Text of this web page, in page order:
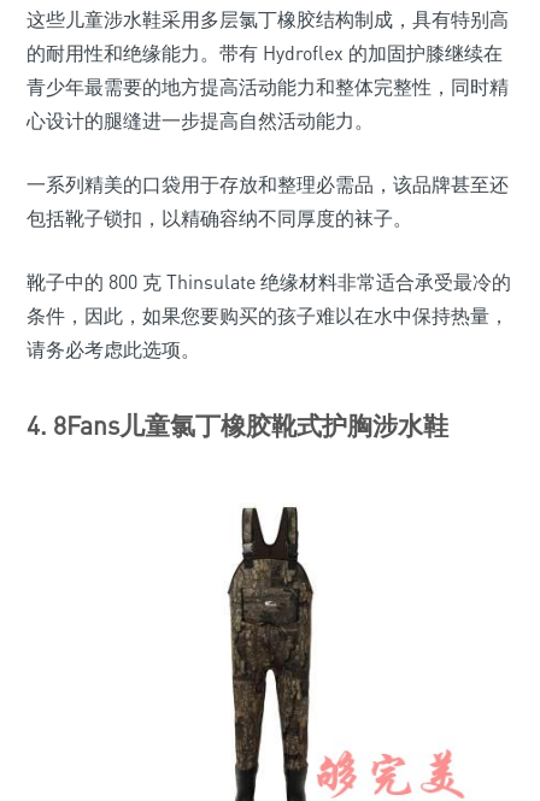
这些儿童涉水鞋采用多层氯丁橡胶结构制成，具有特别高
的耐用性和绝缘能力。带有 Hydroflex 的加固护膝继续在
青少年最需要的地方提高活动能力和整体完整性，同时精
心设计的腿缝进一步提高自然活动能力。
一系列精美的口袋用于存放和整理必需品，该品牌甚至还
包括靴子锁扣，以精确容纳不同厚度的袜子。
靴子中的 800 克 Thinsulate 绝缘材料非常适合承受最冷的
条件，因此，如果您要购买的孩子难以在水中保持热量，
请务必考虑此选项。
4. 8Fans儿童氯丁橡胶靴式护胸涉水鞋